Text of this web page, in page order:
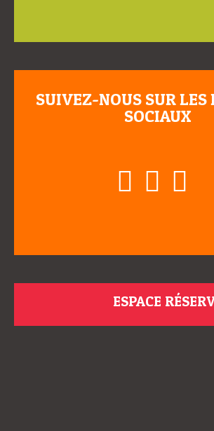
SUIVEZ-NOUS SUR LES
SOCIAUX
ESPACE